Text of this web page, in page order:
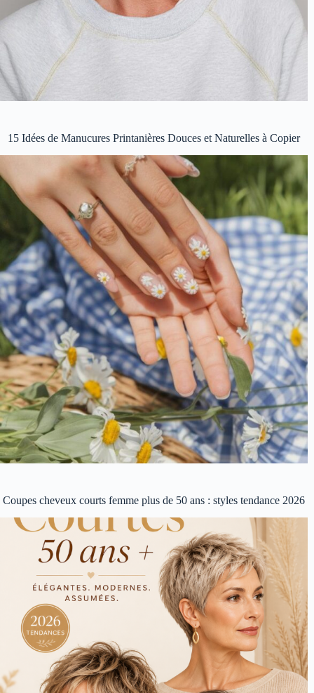
15 Idées de Manucures Printanières Douces et Naturelles à Copier
Coupes cheveux courts femme plus de 50 ans : styles tendance 2026